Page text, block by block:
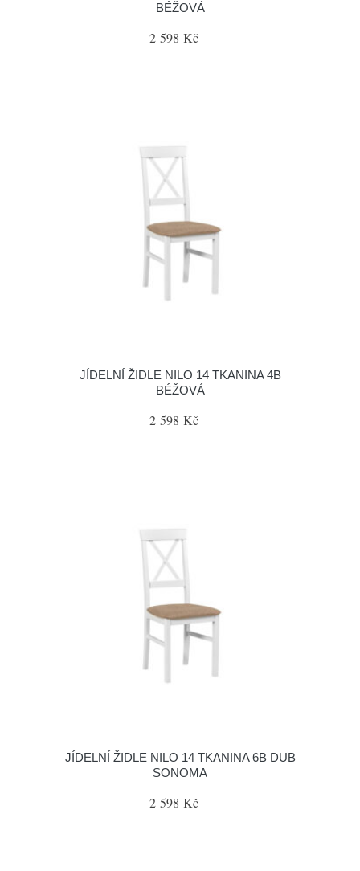
BÉŽOVÁ
2 598 Kč
JÍDELNÍ ŽIDLE NILO 14 TKANINA 4B
BÉŽOVÁ
2 598 Kč
JÍDELNÍ ŽIDLE NILO 14 TKANINA 6B DUB
SONOMA
2 598 Kč